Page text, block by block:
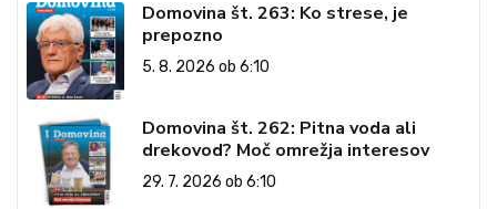
Domovina št. 263: Ko strese, je
prepozno
5. 8. 2026 ob 6:10
Domovina št. 262: Pitna voda ali
drekovod? Moč omrežja interesov
29. 7. 2026 ob 6:10